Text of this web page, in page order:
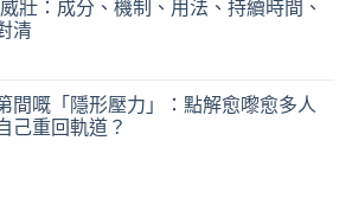
壯：成分、機制、用法、持續時間、
清
間嘅「隱形壓力」：點解愈嚟愈多人
己重回軌道？